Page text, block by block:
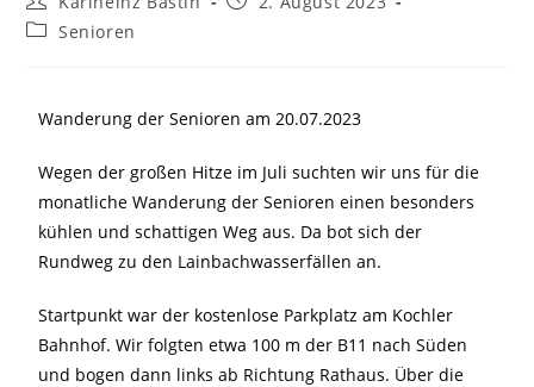
Senioren
Wanderung der Senioren am 20.07.2023
Wegen der großen Hitze im Juli suchten wir uns für die
monatliche Wanderung der Senioren einen besonders
kühlen und schattigen Weg aus. Da bot sich der
Rundweg zu den Lainbachwasserfällen an.
Startpunkt war der kostenlose Parkplatz am Kochler
Bahnhof. Wir folgten etwa 100 m der B11 nach Süden
und bogen dann links ab Richtung Rathaus. Über die